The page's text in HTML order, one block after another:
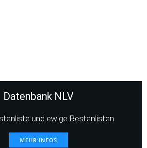
Datenbank NLV
und ewige Bestenlisten
MEHR INFOS